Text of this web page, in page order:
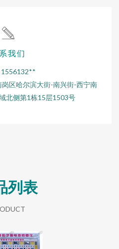
我们
1556132**
区哈尔滨大街-南兴街-西宁南
北侧第1栋15层1503号
列表